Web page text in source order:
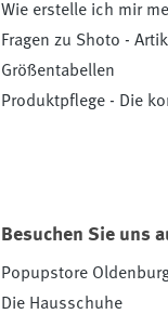
Wie erstelle ich mir
Fragen zu Shoto -
Größentabellen
Produktpflege - Die
Besuchen Sie uns
Popupstore
Die Hausschuhe